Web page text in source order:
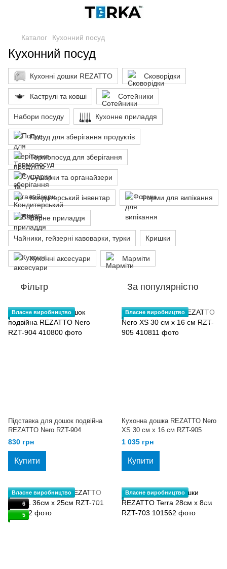
Каталог Кухонний посуд
Кухонний посуд
Кухонні дошки REZATTO Сковорідки
Каструлі та ковші Сотейники
Набори посуду Кухонне приладдя
Посуд для зберігання продуктів
Термопосуд для зберігання
Сушарки та органайзери
Кондитерський інвентар Форми для випікання
Барне приладдя
Чайники, гейзерні кавоварки, турки Кришки
Кухонні аксесуари Марміти
Фільтр За популярністю
Власне виробництво
Підставка для дошок подвійна
REZATTO Nero RZT-904
830 грн
Купити
Власне виробництво
Кухонна дошка REZATTO Nero
XS 30 см х 16 см RZT-905
1 035 грн
Купити
Власне виробництво
6
5
Власне виробництво